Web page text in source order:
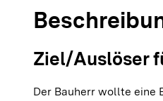
Ziel/Auslöser
Der Bauherr wollte eine